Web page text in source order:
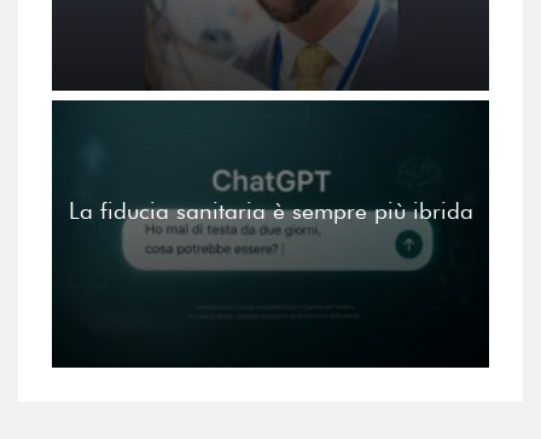
La fiducia sanitaria è sempre più ibrida